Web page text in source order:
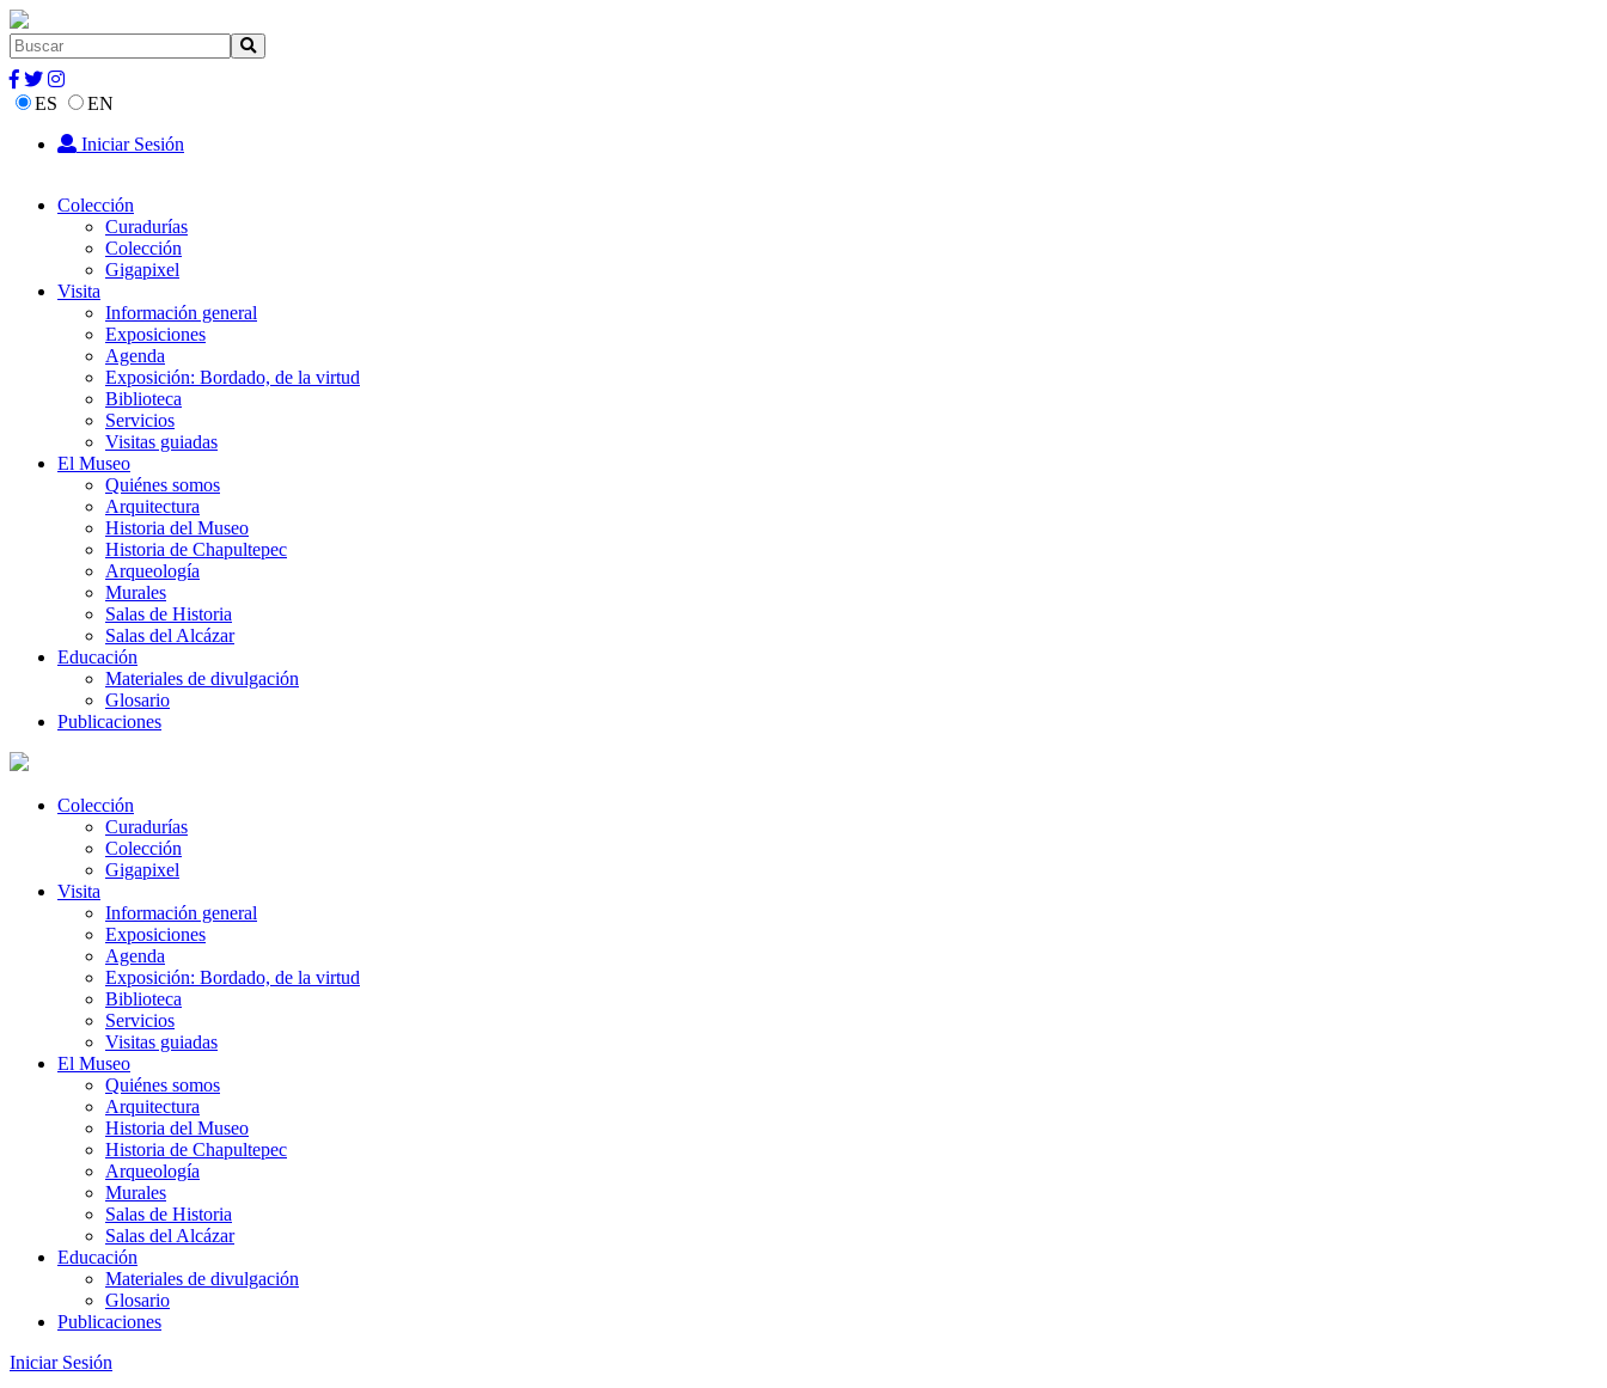
ES
EN
Iniciar Sesión
Colección
Curadurías
Colección
Gigapixel
Visita
Información general
Exposiciones
Agenda
Exposición: Bordado, de la virtud
Biblioteca
Servicios
Visitas guiadas
El Museo
Quiénes somos
Arquitectura
Historia del Museo
Historia de Chapultepec
Arqueología
Murales
Salas de Historia
Salas del Alcázar
Educación
Materiales de divulgación
Glosario
Publicaciones
Colección
Curadurías
Colección
Gigapixel
Visita
Información general
Exposiciones
Agenda
Exposición: Bordado, de la virtud
Biblioteca
Servicios
Visitas guiadas
El Museo
Quiénes somos
Arquitectura
Historia del Museo
Historia de Chapultepec
Arqueología
Murales
Salas de Historia
Salas del Alcázar
Educación
Materiales de divulgación
Glosario
Publicaciones
Iniciar Sesión